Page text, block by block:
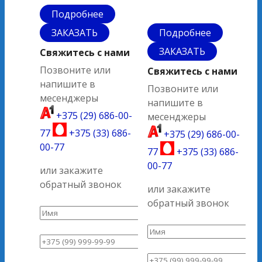
Подробнее
ЗАКАЗАТЬ
Свяжитесь с нами
Позвоните или
напишите в
месенджеры
+375 (29) 686-00-
77
+375 (33) 686-
00-77
или закажите
обратный звонок
Подробнее
ЗАКАЗАТЬ
Свяжитесь с нами
Позвоните или
напишите в
месенджеры
+375 (29) 686-00-
77
+375 (33) 686-
00-77
или закажите
обратный звонок